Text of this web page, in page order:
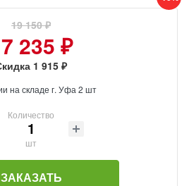
19 150 ₽
235 ₽
1 915 ₽
на складе г. Уфа 2 шт
Количество
шт
ЗАКАЗАТЬ